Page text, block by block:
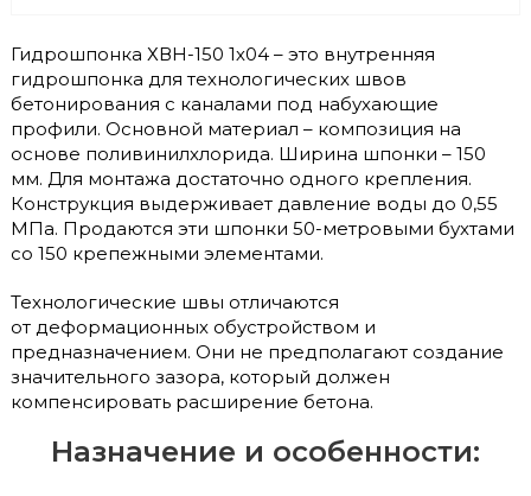
Гидрошпонка ХВН-150 1х04 – это внутренняя
гидрошпонка для технологических швов
бетонирования с каналами под набухающие
профили. Основной материал – композиция на
основе поливинилхлорида. Ширина шпонки – 150
мм. Для монтажа достаточно одного крепления.
Конструкция выдерживает давление воды до 0,55
МПа. Продаются эти шпонки 50-метровыми бухтами
со 150 крепежными элементами.
Технологические швы отличаются
от деформационных обустройством и
предназначением. Они не предполагают создание
значительного зазора, который должен
компенсировать расширение бетона.
Назначение и особенности: